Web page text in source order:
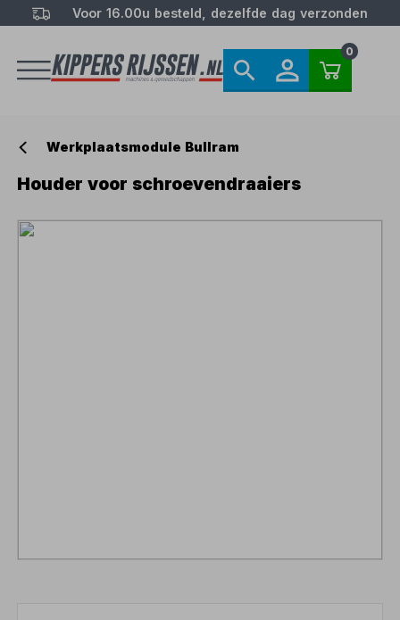
Voor 16.00u besteld, dezelfde dag verzonden
0
Werkplaatsmodule Bullram
Houder voor schroevendraaiers